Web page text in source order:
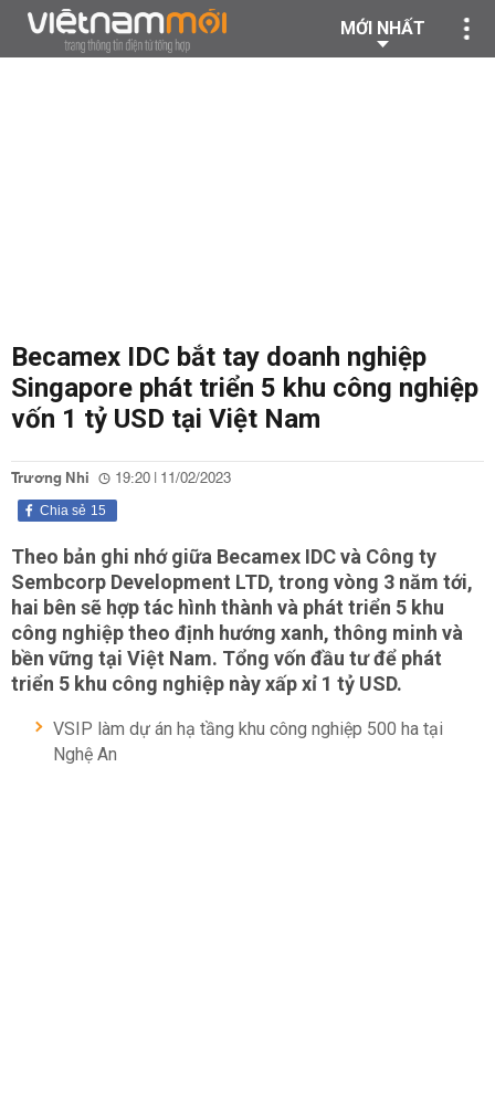
MỚI NHẤT
Becamex IDC bắt tay doanh nghiệp
Singapore phát triển 5 khu công nghiệp
vốn 1 tỷ USD tại Việt Nam
Trương Nhi 19:20 | 11/02/2023
15
Chia sẻ
Theo bản ghi nhớ giữa Becamex IDC và Công ty
Sembcorp Development LTD, trong vòng 3 năm tới,
hai bên sẽ hợp tác hình thành và phát triển 5 khu
công nghiệp theo định hướng xanh, thông minh và
bền vững tại Việt Nam. Tổng vốn đầu tư để phát
triển 5 khu công nghiệp này xấp xỉ 1 tỷ USD.
VSIP làm dự án hạ tầng khu công nghiệp 500 ha tại
Nghệ An